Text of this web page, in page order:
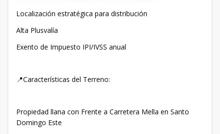
Localización estratégica para distribución
Alta Plusvalía
Exento de Impuesto IPI/IVSS anual
📍Características del Terreno:
Propiedad llana con Frente a Carretera Mella en Santo
Domingo Este